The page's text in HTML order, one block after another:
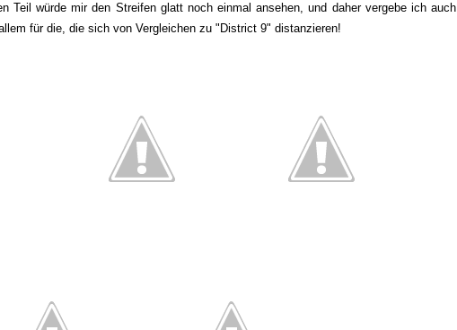
Teil würde mir den Streifen glatt noch einmal ansehen, und daher vergebe ich auch
für die, die sich von Vergleichen zu "District 9" distanzieren!